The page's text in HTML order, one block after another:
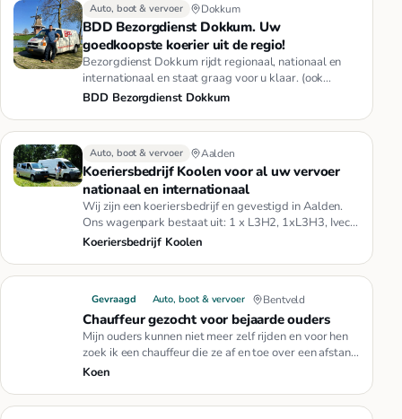
Auto, boot & vervoer Dokkum
BDD Bezorgdienst Dokkum. Uw
goedkoopste koerier uit de regio!
Bezorgdienst Dokkum rijdt regionaal, nationaal en
internationaal en staat graag voor u klaar. (ook
spoedritten)Onze bezo…
BDD Bezorgdienst Dokkum
Auto, boot & vervoer Aalden
Koeriersbedrijf Koolen voor al uw vervoer
nationaal en internationaal
Wij zijn een koeriersbedrijf en gevestigd in Aalden.
Ons wagenpark bestaat uit: 1 x L3H2, 1xL3H3, Iveco
met 4,5 meter la…
Koeriersbedrijf Koolen
Gevraagd Auto, boot & vervoer Bentveld
Chauffeur gezocht voor bejaarde ouders
Mijn ouders kunnen niet meer zelf rijden en voor hen
zoek ik een chauffeur die ze af en toe over een afstand
tot 150km k…
Koen